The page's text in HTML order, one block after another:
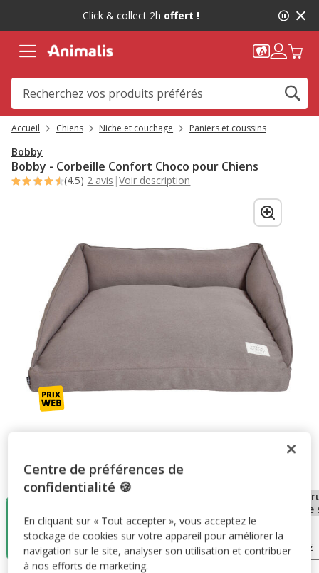
message,
Click & collect 2h offert !
Accueil Chiens Niche et couchage Paniers et coussins
Bobby
Bobby - Corbeille Confort Choco pour Chiens
(4.5) 2 avis |Voir description
Taille:S
Destockage
47.50€
23.75€
M
Destockage
60.99€
30.49€
XL
93.99€
En
37.75€
Centre de préférences de
confidentialité 🍪
En cliquant sur « Tout accepter », vous acceptez le
stockage de cookies sur votre appareil pour améliorer la
navigation sur le site, analyser son utilisation et contribuer
à nos efforts de marketing.